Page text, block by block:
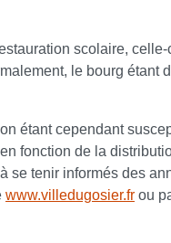
scolaire,
le bourg étant
étant cependant
fonction de la
se tenir informés des
www.villedugosier.fr ou